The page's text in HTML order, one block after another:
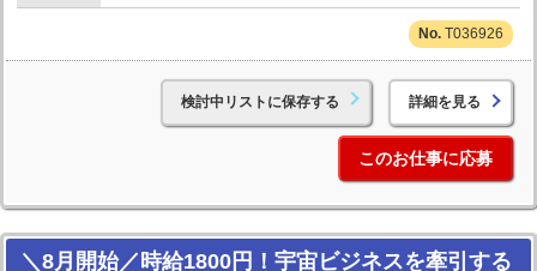
T036926
検討中リストに保存する 詳細を見る
このお仕事に応募
＼8月開始／時給1800円！宇宙ビジネスを牽引する